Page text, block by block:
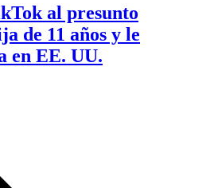
al presunto
de 11 años y le
en EE. UU.